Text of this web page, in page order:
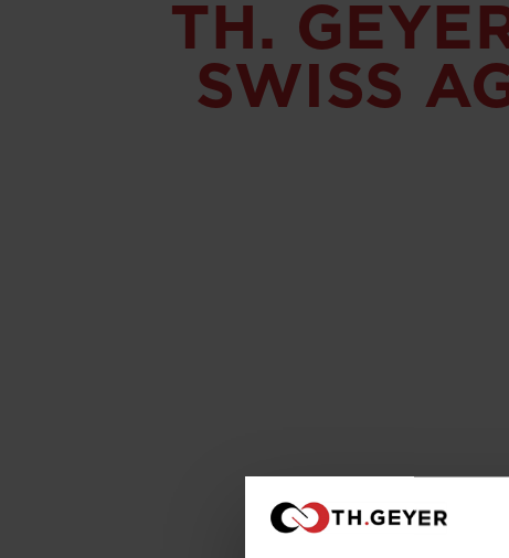
TH.
SWISS